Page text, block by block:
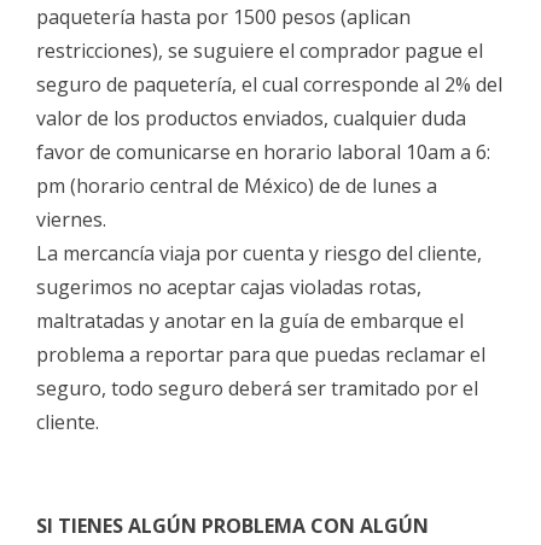
paquetería hasta por 1500 pesos (aplican
restricciones), se suguiere el comprador pague el
seguro de paquetería, el cual corresponde al 2% del
valor de los productos enviados, cualquier duda
favor de comunicarse en horario laboral 10am a 6:
pm (horario central de México) de de lunes a
viernes.
La mercancía viaja por cuenta y riesgo del cliente,
sugerimos no aceptar cajas violadas rotas,
maltratadas y anotar en la guía de embarque el
problema a reportar para que puedas reclamar el
seguro, todo seguro deberá ser tramitado por el
cliente.
SI TIENES ALGÚN PROBLEMA CON ALGÚN